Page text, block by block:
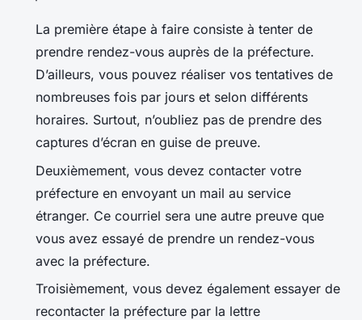
La première étape à faire consiste à tenter de
prendre rendez-vous auprès de la préfecture.
D’ailleurs, vous pouvez réaliser vos tentatives de
nombreuses fois par jours et selon différents
horaires. Surtout, n’oubliez pas de prendre des
captures d’écran en guise de preuve.
Deuxièmement, vous devez contacter votre
préfecture en envoyant un mail au service
étranger. Ce courriel sera une autre preuve que
vous avez essayé de prendre un rendez-vous
avec la préfecture.
Troisièmement, vous devez également essayer de
recontacter la préfecture par la lettre